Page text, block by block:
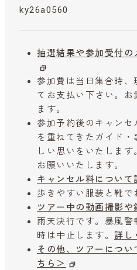
ky26a0560
抽選結果や参加受付
参加費は当日集合時、
てお支払い下さい。お
ます。
参加予約後のキャンセ
を重ねてきたガイド
しい思いをいたしま
お願いいたします。
キャンセル料について
歩きやすい服装と靴で
ツアー中の動画撮影や
雨天決行です。暴風警
時は中止します。 詳し
その他、ツアーについ
ちら＞